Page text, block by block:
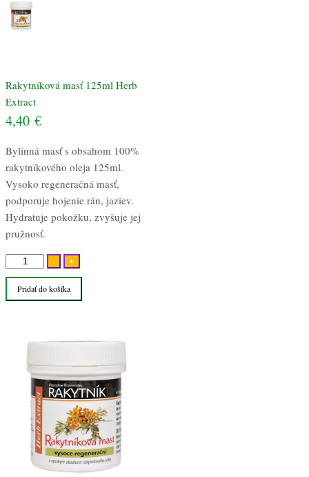
Rakytníková masť 125ml Herb
Extract
4,40 €
Bylinná masť s obsahom 100%
rakytníkového oleja 125ml.
Vysoko regeneračná masť,
podporuje hojenie rán, jaziev.
Hydratuje pokožku, zvyšuje jej
pružnosť.
-
množstvo
Rakytníková
masť
Extract
+
Pridať do košíka